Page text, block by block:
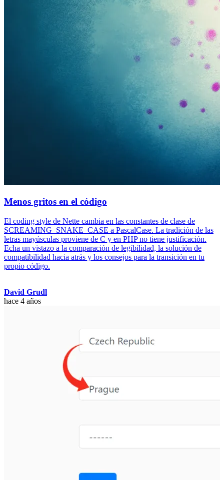
Menos gritos en el código
El coding style de Nette cambia en las constantes de clase de
SCREAMING_SNAKE_CASE a PascalCase. La tradición de las
letras mayúsculas proviene de C y en PHP no tiene justificación.
Echa un vistazo a la comparación de legibilidad, la solución de
compatibilidad hacia atrás y los consejos para la transición en tu
propio código.
David Grudl
hace 4 años